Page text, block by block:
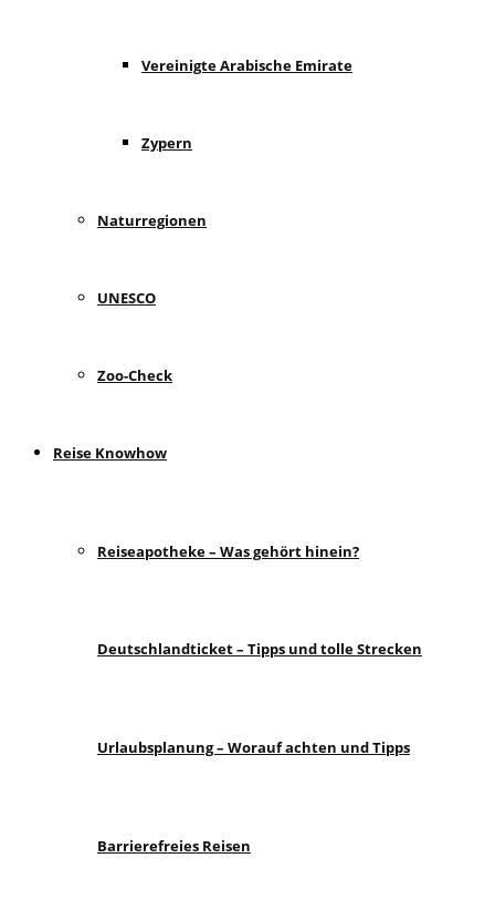
Vereinigte Arabische Emirate
Zypern
Naturregionen
UNESCO
Zoo-Check
Reise Knowhow
Reiseapotheke – Was gehört hinein?
Deutschlandticket – Tipps und tolle Strecken
Urlaubsplanung – Worauf achten und Tipps
Barrierefreies Reisen